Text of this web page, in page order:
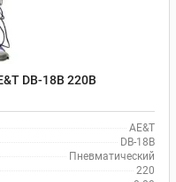
DB-18B 220В
AE&T
DB-18B
Пневматический
220